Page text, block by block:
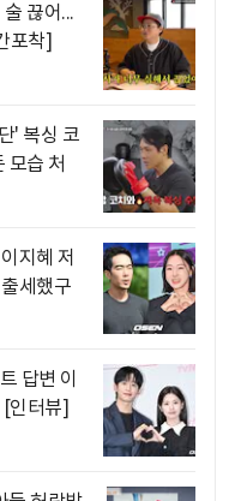
끊어...
포착]
' 복싱 코
모습 처
지혜 저
세했구
답변 이
인터뷰]